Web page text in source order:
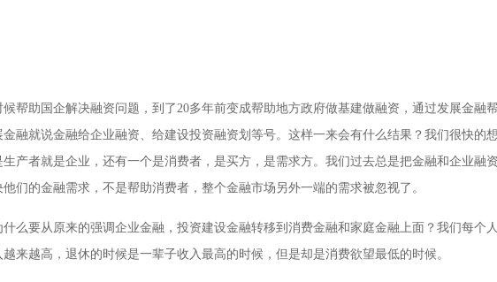
帮助国企解决融资问题，到了20多年前变成帮助地方政府做基建做融资，通过发展金融
融就说金融给企业融资、给建设投资融资划等号。这样一来会有什么结果？我们很快的
产者就是企业，还有一个是消费者，是买方，是需求方。我们过去总是把金融和企业融
们的金融需求，不是帮助消费者，整个金融市场另外一端的需求被忽视了。
么要从原来的强调企业金融，投资建设金融转移到消费金融和家庭金融上面？我们每个
来越高，退休的时候是一辈子收入最高的时候，但是却是消费欲望最低的时候。